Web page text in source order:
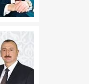
07 Avqust
12:51
07 Avqust